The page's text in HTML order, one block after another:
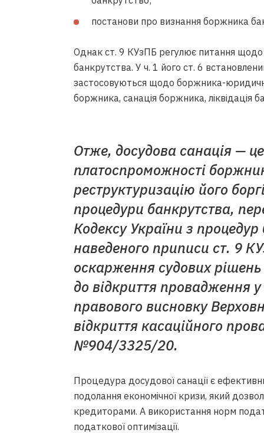
постанови про визнання боржника
Однак ст. 9 КУзПБ регулює питання
банкрутства. У ч. 1 його ст. 6
застосовуються щодо боржника-
боржника, санація боржника, ліквідація
Отже, досудова санація —
платоспроможності
реструктуризацію його
процедури банкрутства,
Кодексу України з
наведеного приписи ст. 9
оскарження судових
до відкриття провадження
правового висновку
відкриття касаційного
№904/3325/20.
Процедура досудової санації є
подолання економічної кризи, який
кредиторами. А використання норм
податкової оптимізації.